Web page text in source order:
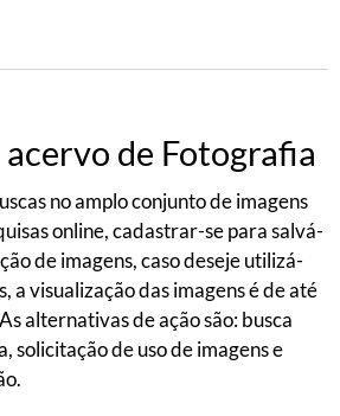
acervo de Fotografia
no amplo conjunto de imagens
online, cadastrar-se para salvá-
de imagens, caso deseje utilizá-
a visualização das imagens é de até
alternativas de ação são: busca
solicitação de uso de imagens e